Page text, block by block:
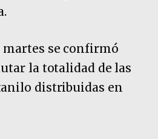
martes se confirmó
la totalidad de las
distribuidas en